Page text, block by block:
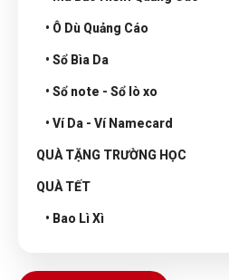
• Ô Dù Quảng Cáo
• Sổ Bìa Da
• Sổ note - Sổ lò xo
• Ví Da - Ví Namecard
QUÀ TẶNG TRƯỜNG HỌC
QUÀ TẾT
• Bao Lì Xì